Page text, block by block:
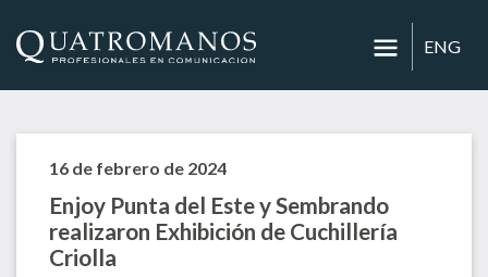
ENG
16 de febrero de 2024
Enjoy Punta del Este y Sembrando
realizaron Exhibición de Cuchillería
Criolla